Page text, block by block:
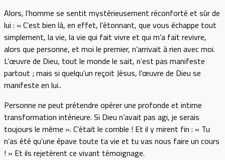
Alors, l’homme se sentit mystérieusement réconforté et sûr de
lui : « C’est bien là, en effet, l’étonnant, que vous échappe tout
simplement, la vie, la vie qui fait vivre et qui m’a fait revivre,
alors que personne, et moi le premier, n’arrivait à rien avec moi.
L’œuvre de Dieu, tout le monde le sait, n’est pas manifeste
partout ; mais si quelqu’un reçoit Jésus, l’œuvre de Dieu se
manifeste en lui..
Personne ne peut prétendre opérer une profonde et intime
transformation intérieure. Si Dieu n’avait pas agi, je serais
toujours le même ». C’était le comble ! Et il y mirent fin : « Tu
n’as été qu’une épave toute ta vie et tu vas nous faire un cours
! » Et ils rejetèrent ce vivant témoignage.